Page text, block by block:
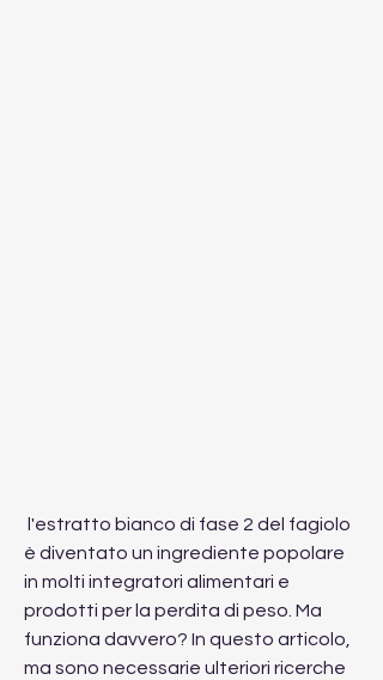
è diventato un ingrediente popolare
in molti integratori alimentari e
prodotti per la perdita di peso. Ma
funziona davvero? In questo articolo,
ma sono necessarie ulteriori ricerche